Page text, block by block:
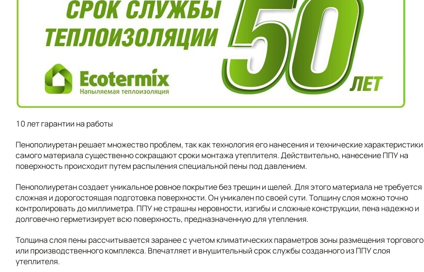
10 лет гарантии на работы
Пенополиуретан решает множество проблем, так как технология его нанесения и технические характеристики
самого материала существенно сокращают сроки монтажа утеплителя. Действительно, нанесение ППУ на
поверхность происходит путем распыления специальной пены под давлением.
Пенополиуретан создает уникальное ровное покрытие без трещин и щелей. Для этого материала не требуется
сложная и дорогостоящая подготовка поверхности. Он уникален по своей сути. Толщину слоя можно точно
контролировать до миллиметра. ППУ не страшны неровности, изгибы и сложные конструкции, пена надежно и
долговечно герметизирует всю поверхность, предназначенную для утепления.
Толщина слоя пены рассчитывается заранее с учетом климатических параметров зоны размещения торгового
или производственного комплекса. Впечатляет и внушительный срок службы созданного из ППУ слоя
утеплителя.